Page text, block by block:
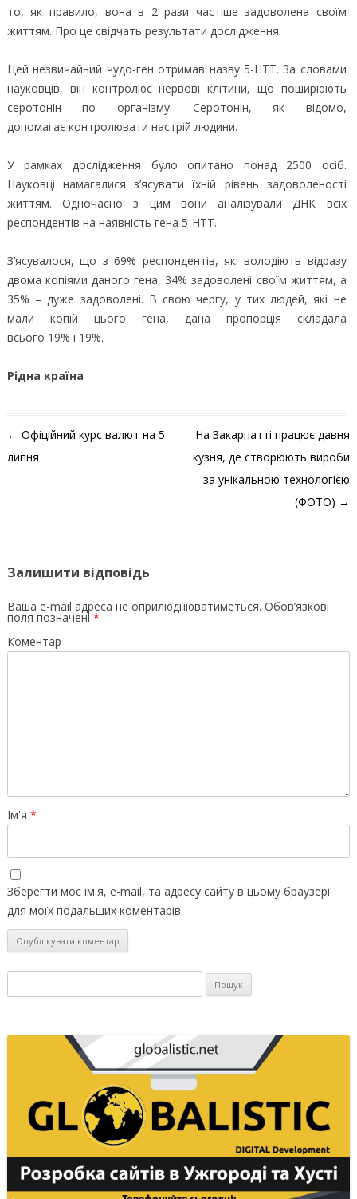
то, як правило, вона в 2 рази частіше задоволена своїм
життям. Про це свідчать результати дослідження.
Цей незвичайний чудо-ген отримав назву 5-HTT. За словами
науковців, він контролює нервові клітини, що поширюють
серотонін по організму. Серотонін, як відомо,
допомагає контролювати настрій людини.
У рамках дослідження було опитано понад 2500 осіб.
Науковці намагалися з’ясувати їхній рівень задоволеності
життям. Одночасно з цим вони аналізували ДНК всіх
респондентів на наявність гена 5-HTT.
З’ясувалося, що з 69% респондентів, які володіють відразу
двома копіями даного гена, 34% задоволені своїм життям, а
35% – дуже задоволені. В свою чергу, у тих людей, які не
мали копій цього гена, дана пропорція складала
всього 19% і 19%.
Рідна країна
Навігація по запису
← Офіційний курс валют на 5
липня
На Закарпатті працює давня
кузня, де створюють вироби
за унікальною технологією
(ФОТО) →
Залишити відповідь
Ваша e-mail адреса не оприлюднюватиметься. Обов’язкові
поля позначені *
Коментар
Ім'я *
Зберегти моє ім'я, e-mail, та адресу сайту в цьому браузері
для моїх подальших коментарів.